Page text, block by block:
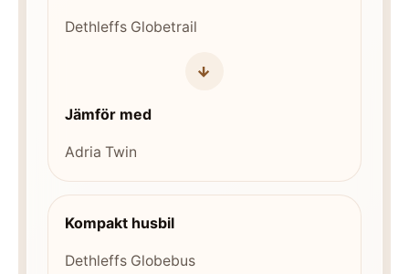
Dethleffs Globetrail
→
Jämför med
Adria Twin
Kompakt husbil
Dethleffs Globebus